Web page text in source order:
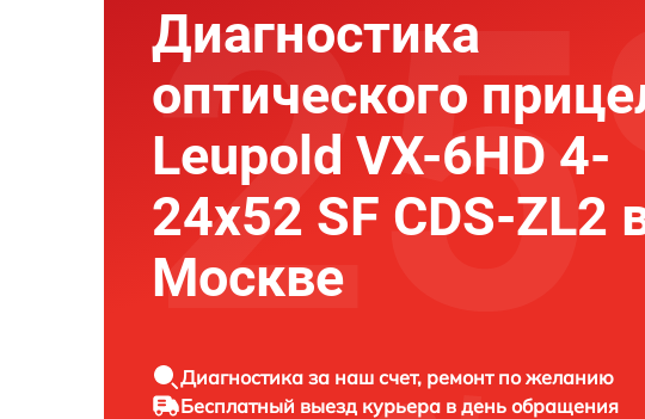
Диагностика
оптического
Leupold VX-6HD 4-
24x52 SF CDS-ZL2
Москве
Диагностика за наш счет, ремонт по желанию
Бесплатный выезд курьера в день обращения